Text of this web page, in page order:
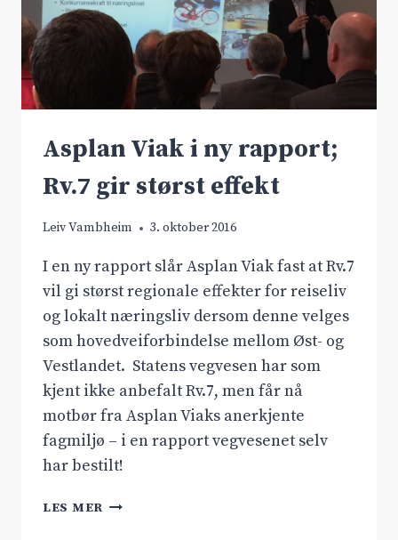
Asplan Viak i ny rapport;
Rv.7 gir størst effekt
Leiv Vambheim 3. oktober 2016
I en ny rapport slår Asplan Viak fast at Rv.7
vil gi størst regionale effekter for reiseliv
og lokalt næringsliv dersom denne velges
som hovedveiforbindelse mellom Øst- og
Vestlandet. Statens vegvesen har som
kjent ikke anbefalt Rv.7, men får nå
motbør fra Asplan Viaks anerkjente
fagmiljø – i en rapport vegvesenet selv
har bestilt!
LES MER ASPLAN